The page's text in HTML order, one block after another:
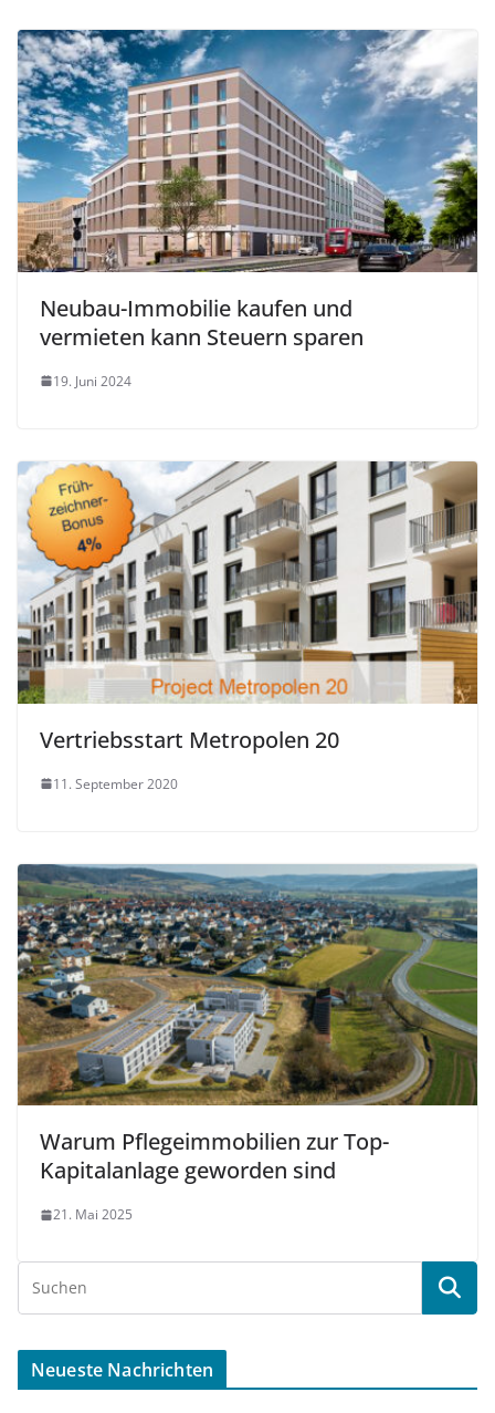
Neubau-Immobilie kaufen und
vermieten kann Steuern sparen
19. Juni 2024
Vertriebsstart Metropolen 20
11. September 2020
Warum Pflegeimmobilien zur Top-
Kapitalanlage geworden sind
21. Mai 2025
Neueste Nachrichten